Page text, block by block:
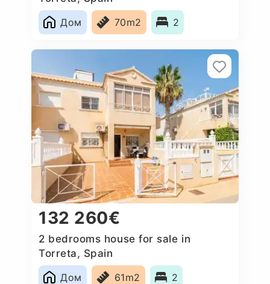
Дом
70m2 2
132 260€
2 bedrooms house for sale in
Torreta, Spain
Дом
61m2 2